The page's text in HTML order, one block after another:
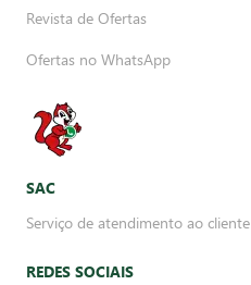
Revista de Ofertas
Ofertas no WhatsApp
SAC
Serviço de atendimento ao cliente
REDES SOCIAIS